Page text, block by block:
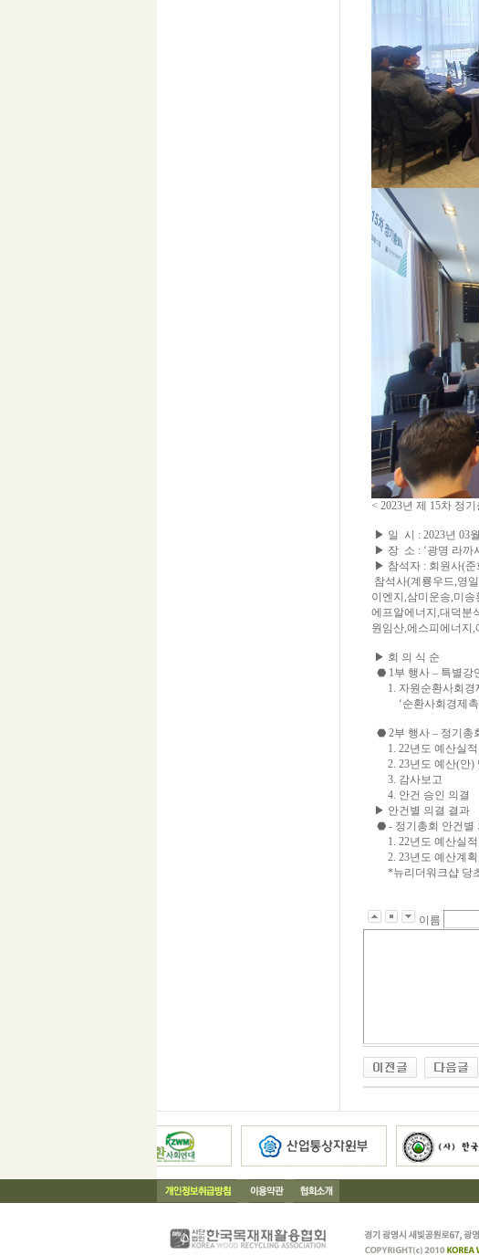
< 2023년 제 15차 정
▶ 일 시 : 2023년 03
▶ 장 소 : ‘광명 라까
▶ 참석자 : 회원사(준
참석사(계룡우드,영
이엔지,삼미운송,미
에프알에너지,대덕분
원임산,에스피에너지
▶ 회 의 식 순
⬣ 1부 행사 – 특별강
1. 자원순환사회경
‘순환사회경제촉
⬣ 2부 행사 – 정기총
1. 22년도 예산실적
2. 23년도 예산(안)
3. 감사보고
4. 안건 승인 의결
▶ 안건별 의결 결과
⬣ - 정기총회 안건별
1. 22년도 예산실적
2. 23년도 예산계획
*뉴리더워크샵 당초
이름